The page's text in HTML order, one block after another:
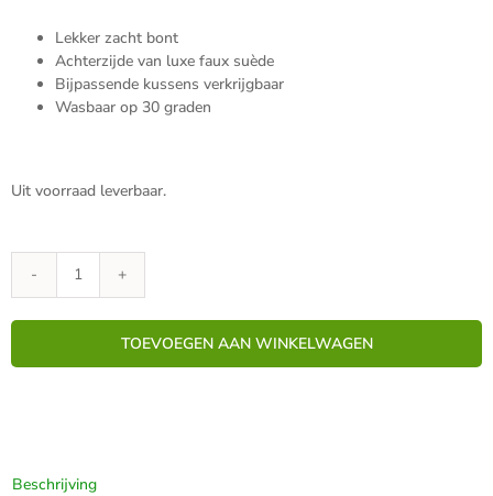
Lekker zacht bont
Achterzijde van luxe faux suède
Bijpassende kussens verkrijgbaar
Wasbaar op 30 graden
Uit voorraad leverbaar.
Luxe
150x200cmTOEVOEGEN AAN WINKELWAGEN
Beschrijving